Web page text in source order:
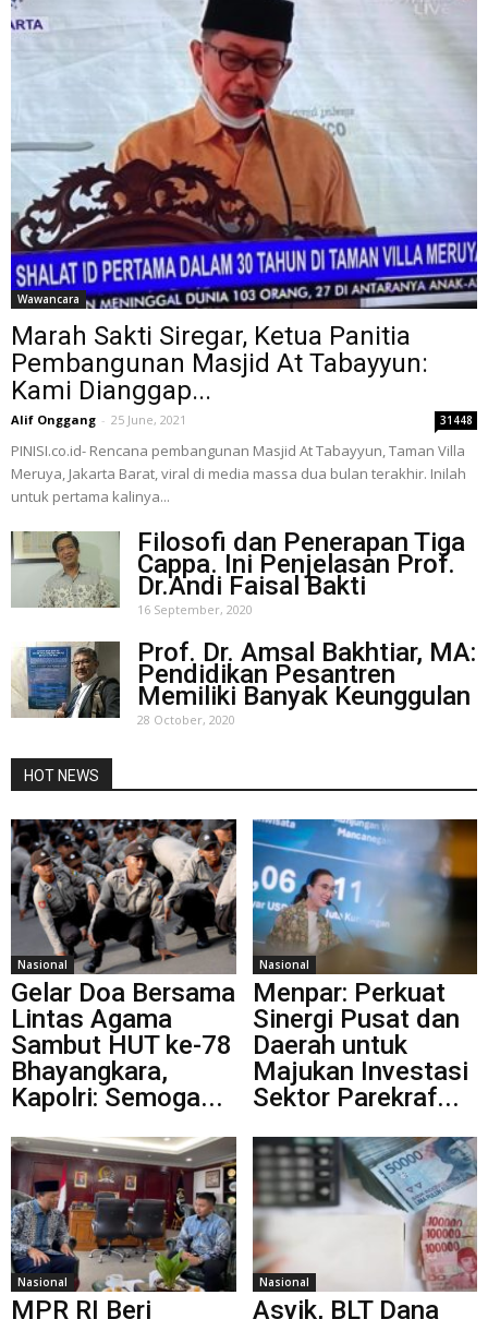
Wawancara
Marah Sakti Siregar, Ketua Panitia
Pembangunan Masjid At Tabayyun:
Kami Dianggap...
Alif Onggang - 25 June, 2021 31448
PINISI.co.id- Rencana pembangunan Masjid At Tabayyun, Taman Villa
Meruya, Jakarta Barat, viral di media massa dua bulan terakhir. Inilah
untuk pertama kalinya...
Filosofi dan Penerapan Tiga
Cappa. Ini Penjelasan Prof.
Dr.Andi Faisal Bakti
16 September, 2020
Prof. Dr. Amsal Bakhtiar, MA:
Pendidikan Pesantren
Memiliki Banyak Keunggulan
28 October, 2020
HOT NEWS
Nasional
Gelar Doa Bersama
Lintas Agama
Sambut HUT ke-78
Bhayangkara,
Kapolri: Semoga...
Nasional
Menpar: Perkuat
Sinergi Pusat dan
Daerah untuk
Majukan Investasi
Sektor Parekraf...
Nasional
MPR RI Beri
Nasional
Asyik, BLT Dana